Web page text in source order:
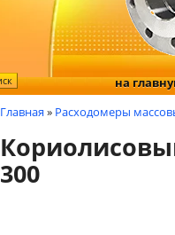
на
Главная » Расходомеры
300